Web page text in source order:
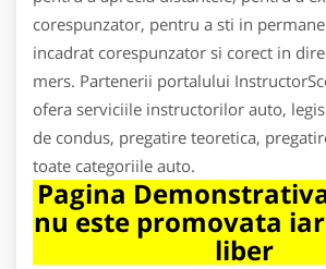
corespunzator, pentru a sti in
incadrat corespunzator si corect in
mers. Partenerii portalului
ofera serviciile instructorilor auto,
de condus, pregatire teoretica,
toate categoriile auto.
Pagina
nu este promovata
liber